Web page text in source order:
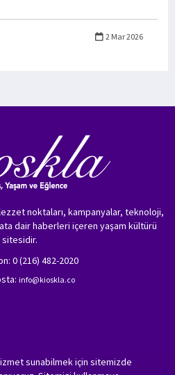
2 Mar 2026
sunabilmek için sitemizde
noktaları, kampanyalar, teknoloji,
dair haberleri içeren yaşam kültürü
sitesidir.
0 (216) 482-2020
info@kioskla.co